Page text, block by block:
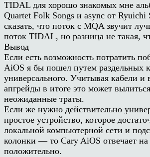
TIDAL для хорошо знакомых мне
Quartet Folk Songs и async от
сказать, что поток с MQA звучит
поток TIDAL, но разница не такая,
Вывод
Если есть возможность потратить
AiOS я бы пошел путем раздельных
универсального. Учитывая кабели и
апгрейды в итоге это может
неожиданные траты.
Если же нужно действительно
простое устройство, которое
локальной компьютерной сети и
колонки — то Cary AiOS отвечает
положительно.